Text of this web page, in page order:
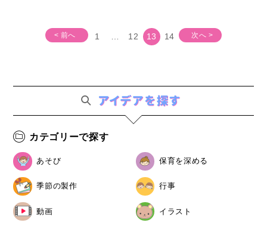
< 前へ 1 12 13 14 次へ >
カテゴリーで探す
あそび 保育を深める
季節の製作 行事
動画 イラスト